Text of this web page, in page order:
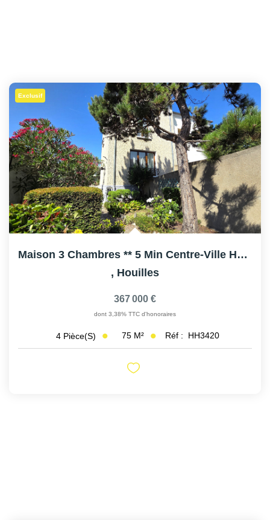
Exclusif
Maison 3 Chambres ** 5 Min Centre-Ville HOUILLES
, Houilles
367 000 €
dont 3,38% TTC d'honoraires
4 Pièce(s) 75 M² Réf : HH3420